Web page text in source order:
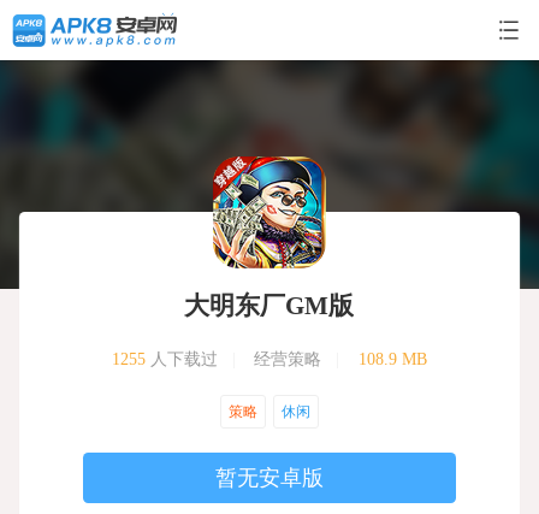
大明东厂GM版
1255 人下载过 经营策略 108.9 MB
策略 休闲
暂无安卓版